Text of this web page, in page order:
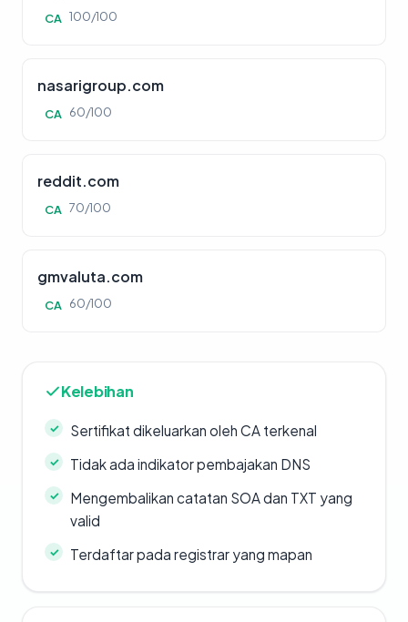
CA 100/100
nasarigroup.com
CA 60/100
reddit.com
CA 70/100
gmvaluta.com
CA 60/100
Kelebihan
Sertifikat dikeluarkan oleh CA terkenal
Tidak ada indikator pembajakan DNS
Mengembalikan catatan SOA dan TXT yang
valid
Terdaftar pada registrar yang mapan